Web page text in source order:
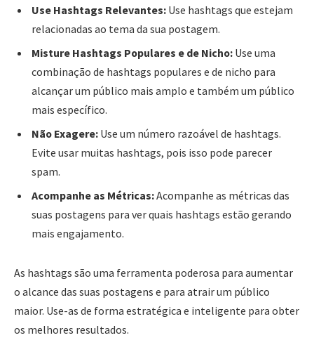
Use Hashtags Relevantes: Use hashtags que estejam
relacionadas ao tema da sua postagem.
Misture Hashtags Populares e de Nicho: Use uma
combinação de hashtags populares e de nicho para
alcançar um público mais amplo e também um público
mais específico.
Não Exagere: Use um número razoável de hashtags.
Evite usar muitas hashtags, pois isso pode parecer
spam.
Acompanhe as Métricas:Acompanhe as métricas das
suas postagens para ver quais hashtags estão gerando
mais engajamento.
As hashtags são uma ferramenta poderosa para aumentar
o alcance das suas postagens e para atrair um público
maior. Use-as de forma estratégica e inteligente para obter
os melhores resultados.